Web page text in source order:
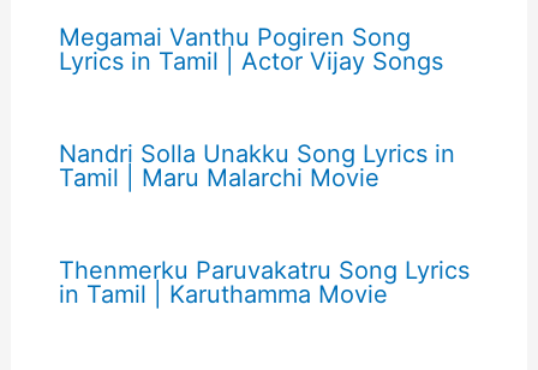
Megamai Vanthu Pogiren Song
Lyrics in Tamil | Actor Vijay Songs
Nandri Solla Unakku Song Lyrics in
Tamil | Maru Malarchi Movie
Thenmerku Paruvakatru Song Lyrics
in Tamil | Karuthamma Movie